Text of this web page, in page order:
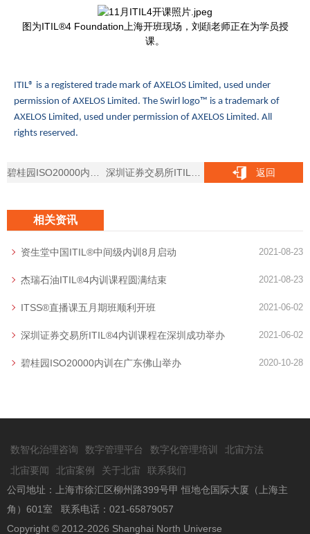
图为ITIL®4 Foundation上海开班现场，刘頲老师正在为学员授
课。
ITIL® is a registered trade mark of AXELOS Limited, used under
permission of AXELOS Limited. The Swirl logo™ is a trademark of
AXELOS Limited, used under permission of AXELOS Limited. All
rights reserved.
返回
相关资讯
资生堂中国ITIL®中间级内训8月启动 2021-08-23
杰瑞石油ITIL®4内训课程圆满结束 2021-08-23
ITSS®直播课五月期班顺利开班 2021-06-02
深圳证券交易所ITIL®4内训课程在深圳成功举办 2021-06-02
碧桂园ISO20000内训在广东佛山举办 2020-10-28
数智化治理咨询 数字管理平台 数字化管理培训
北宙方法
北宙要闻
北宙案例 关于北宙
联系我们
公司地址：上海市徐汇区柳州路399号甲 恒地仓国际大厦（上海主
角）601室 联系电话：021-65879057
Copyright © 2012-2026 Shanghai North Universe